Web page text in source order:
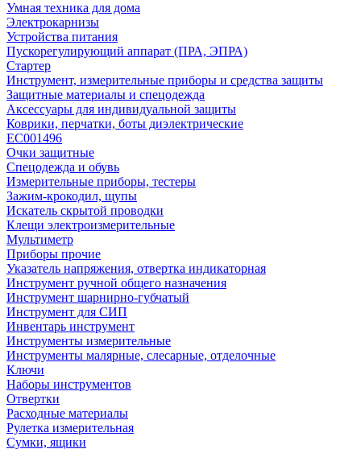
Умная техника для дома
Электрокарнизы
Устройства питания
Пускорегулирующий аппарат (ПРА, ЭПРА)
Стартер
Инструмент, измерительные приборы и средства защиты
Защитные материалы и спецодежда
Аксессуары для индивидуальной защиты
Коврики, перчатки, боты диэлектрические
EC001496
Очки защитные
Спецодежда и обувь
Измерительные приборы, тестеры
Зажим-крокодил, щупы
Искатель скрытой проводки
Клещи электроизмерительные
Мультиметр
Приборы прочие
Указатель напряжения, отвертка индикаторная
Инструмент ручной общего назначения
Инструмент шарнирно-губчатый
Инструмент для СИП
Инвентарь инструмент
Инструменты измерительные
Инструменты малярные, слесарные, отделочные
Ключи
Наборы инструментов
Отвертки
Расходные материалы
Рулетка измерительная
Сумки, ящики